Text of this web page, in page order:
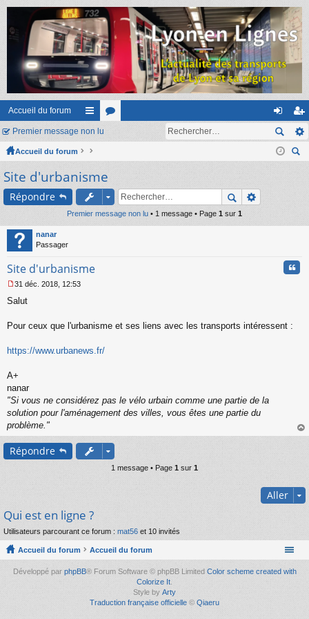
Accueil du forum
ac
co
ur
ci
s
m
on
ne
ns
cri
Premier message non lu
Accueil du forum
Site d'urbanisme
Répondre
Premier message non lu • 1 message • Page 1 sur 1
nanar
Passager
Site d'urbanisme
e
s
e
o
n
l
u
31 déc. 2018, 12:53
Salut
Pour ceux que l'urbanisme et ses liens avec les transports intéressent :
https://www.urbanews.fr/
A+
nanar
"Si vous ne considérez pas le vélo urbain comme une partie de la
solution pour l'aménagement des villes, vous êtes une partie du
problème."
au
Répondre
1 message • Page 1 sur 1
Aller
Qui est en ligne ?
Utilisateurs parcourant ce forum : mat56 et 10 invités
Accueil du forum Accueil du forum
Développé par phpBB® Forum Software © phpBB Limited Color scheme created with
Colorize It
Style by Arty
Traduction française officielle © Qiaeru